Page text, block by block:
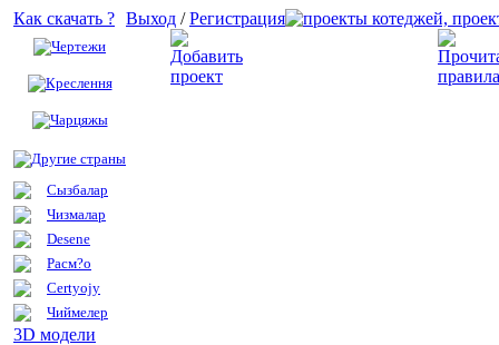
Как скачать ?
Чертежи
Креслення
Чарцяжы
Другие страны
Сызбалар
Чизмалар
Desene
Расм?о
Certyojy
Чиймелер
3D модели
Выход /Регистрация